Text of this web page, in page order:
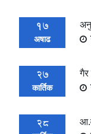
17
अषाढ
27
कार्तिक
28